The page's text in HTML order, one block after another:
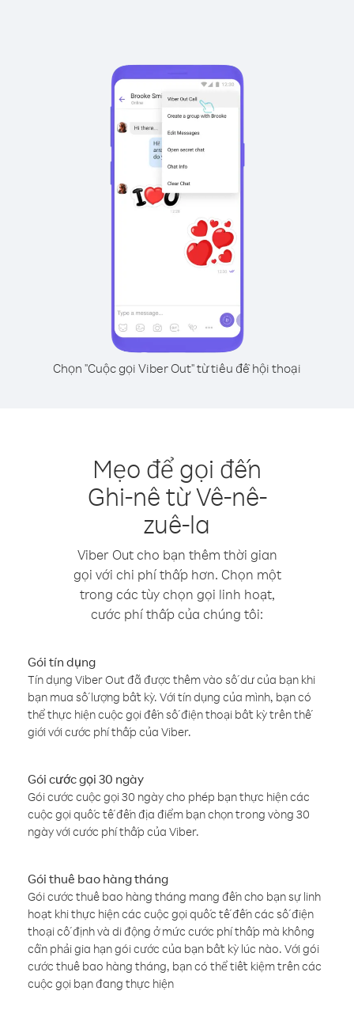
Chọn "Cuộc gọi Viber Out" từ tiêu đề hội thoại
Mẹo để gọi đến
Ghi-nê từ Vê-nê-
zuê-la
Viber Out cho bạn thêm thời gian
gọi với chi phí thấp hơn. Chọn một
trong các tùy chọn gọi linh hoạt,
cước phí thấp của chúng tôi:
Gói tín dụng
Tín dụng Viber Out đã được thêm vào số dư của bạn khi
bạn mua số lượng bất kỳ. Với tín dụng của mình, bạn có
thể thực hiện cuộc gọi đến số điện thoại bất kỳ trên thế
giới với cước phí thấp của Viber.
Gói cước gọi 30 ngày
Gói cước cuộc gọi 30 ngày cho phép bạn thực hiện các
cuộc gọi quốc tế đến địa điểm bạn chọn trong vòng 30
ngày với cước phí thấp của Viber.
Gói thuê bao hàng tháng
Gói cước thuê bao hàng tháng mang đến cho bạn sự linh
hoạt khi thực hiện các cuộc gọi quốc tế đến các số điện
thoại cố định và di động ở mức cước phí thấp mà không
cần phải gia hạn gói cước của bạn bất kỳ lúc nào. Với gói
cước thuê bao hàng tháng, bạn có thể tiết kiệm trên các
cuộc gọi bạn đang thực hiện